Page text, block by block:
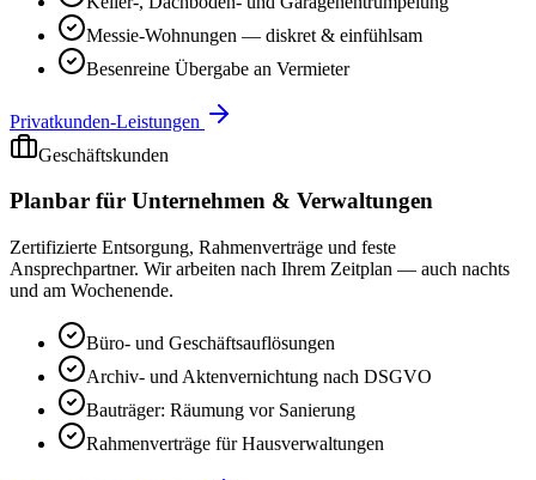
Messie-Wohnungen — diskret & einfühlsam
Besenreine Übergabe an Vermieter
Privatkunden-Leistungen
Geschäftskunden
Planbar für Unternehmen & Verwaltungen
Zertifizierte Entsorgung, Rahmenverträge und feste
Ansprechpartner. Wir arbeiten nach Ihrem Zeitplan — auch nachts
und am Wochenende.
Büro- und Geschäftsauflösungen
Archiv- und Aktenvernichtung nach DSGVO
Bauträger: Räumung vor Sanierung
Rahmenverträge für Hausverwaltungen